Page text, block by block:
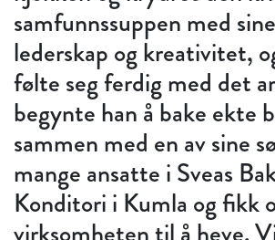
samfunnssuppen med
lederskap og kreativitet,
følte seg ferdig med det
begynte han å bake ekte
sammen med en av sine
mange ansatte i Sveas
Konditori i Kumla og fikk